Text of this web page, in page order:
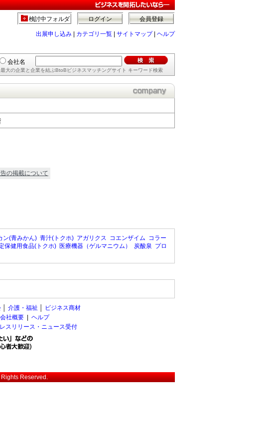
会員登録
ログイン
検討中フォルダ
出展申し込み カテゴリ一覧 サイトマップ| ヘルプ
会社名
大の企業と企業を結ぶBtoBビジネスマッチングサイト キーワード検索
の掲載について
ン(青みかん) 青汁(トクホ) アガリクス コエンザイム コラー
保健用食品(トクホ) 医療機器（ゲルマニウム） 炭酸泉 プロ
介護・福祉
ビジネス商材
社概要
ヘルプ
スリリース・ニュース受付
Reserved.